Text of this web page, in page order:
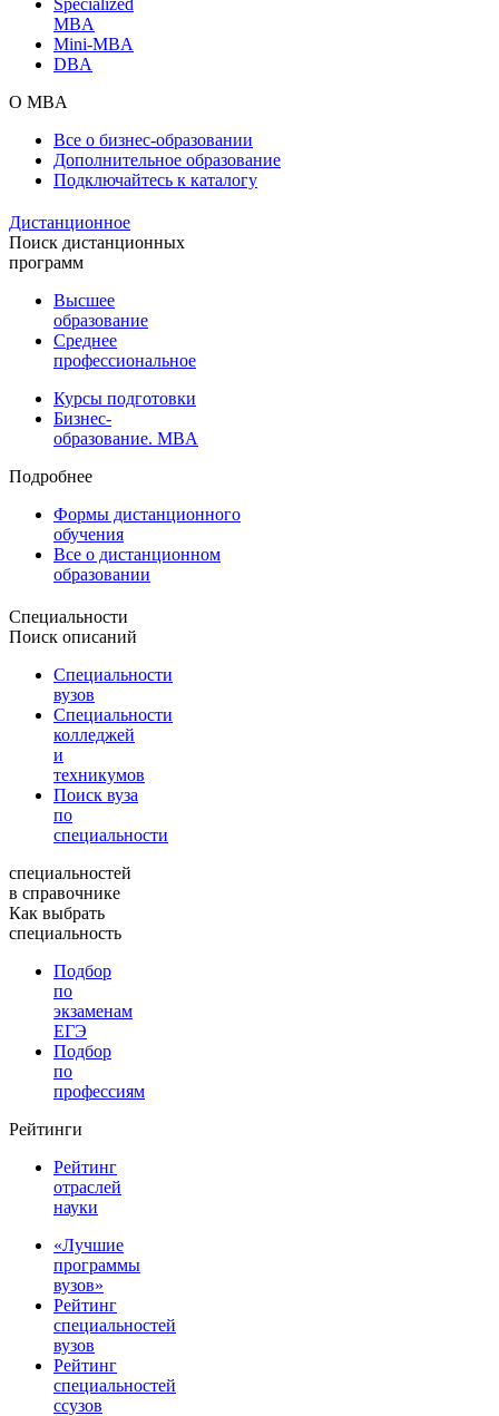
MBA
Mini-MBA
DBA
О MBA
Все о бизнес-образовании
Дополнительное образование
Подключайтесь к каталогу
Дистанционное
Поиск дистанционных
программ
Высшее
образование
Среднее
профессиональное
Курсы подготовки
Бизнес-
образование. MBA
Подробнее
Формы дистанционного
обучения
Все о дистанционном
образовании
Специальности
Поиск описаний
Специальности
вузов
Специальности
колледжей
и
техникумов
Поиск вуза
по
специальности
специальностей
в справочнике
Как выбрать
специальность
Подбор
по
экзаменам
ЕГЭ
Подбор
по
профессиям
Рейтинги
Рейтинг
отраслей
науки
«Лучшие
программы
вузов»
Рейтинг
специальностей
вузов
Рейтинг
специальностей
ссузов